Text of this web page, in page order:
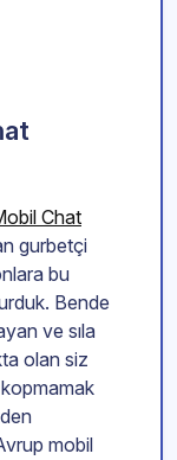
Chat
gurbetçi
bu
Bende
ve sıla
olan siz
mobil